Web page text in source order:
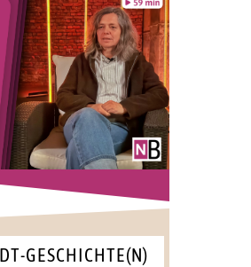
GESCHICHTE(N)